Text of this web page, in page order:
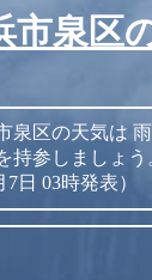
市泉区
泉区の天気は
持参しましょう
7日 03時発表）